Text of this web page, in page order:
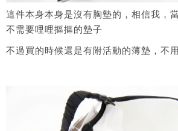
這件本身本身是沒有胸墊的，相信我，
不需要哩哩摳摳的墊子
不過買的時候還是有附活動的薄墊，不